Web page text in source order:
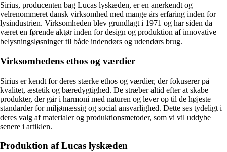
Sirius, producenten bag Lucas lyskæden, er en anerkendt og
velrenommeret dansk virksomhed med mange års erfaring inden for
lysindustrien. Virksomheden blev grundlagt i 1971 og har siden da
været en førende aktør inden for design og produktion af innovative
belysningsløsninger til både indendørs og udendørs brug.
Virksomhedens ethos og værdier
Sirius er kendt for deres stærke ethos og værdier, der fokuserer på
kvalitet, æstetik og bæredygtighed. De stræber altid efter at skabe
produkter, der går i harmoni med naturen og lever op til de højeste
standarder for miljømæssig og social ansvarlighed. Dette ses tydeligt i
deres valg af materialer og produktionsmetoder, som vi vil uddybe
senere i artiklen.
Produktion af Lucas lyskæden